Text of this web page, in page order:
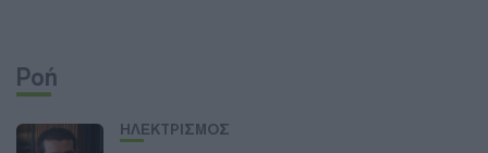
Ροή
ΗΛΕΚΤΡΙΣΜΟΣ